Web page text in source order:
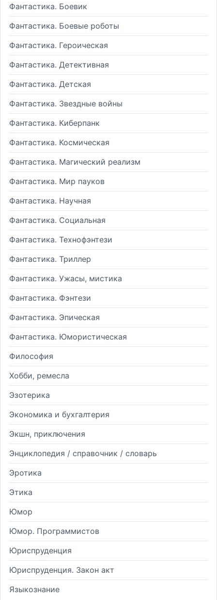
Фантастика. Боевик
Фантастика. Боевые роботы
Фантастика. Героическая
Фантастика. Детективная
Фантастика. Детская
Фантастика. Звездные войны
Фантастика. Киберпанк
Фантастика. Космическая
Фантастика. Магический реализм
Фантастика. Мир пауков
Фантастика. Научная
Фантастика. Социальная
Фантастика. Технофэнтези
Фантастика. Триллер
Фантастика. Ужасы, мистика
Фантастика. Фэнтези
Фантастика. Эпическая
Фантастика. Юмористическая
Философия
Хобби, ремесла
Эзотерика
Экономика и бухгалтерия
Экшн, приключения
Энциклопедия / справочник / словарь
Эротика
Этика
Юмор
Юмор. Программистов
Юриспруденция
Юриспруденция. Закон акт
Языкознание